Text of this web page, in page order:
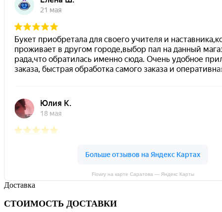
Flowry на карте Саратова — Яндекс Карты
Доставка
СТОИМОСТЬ ДОСТАВКИ